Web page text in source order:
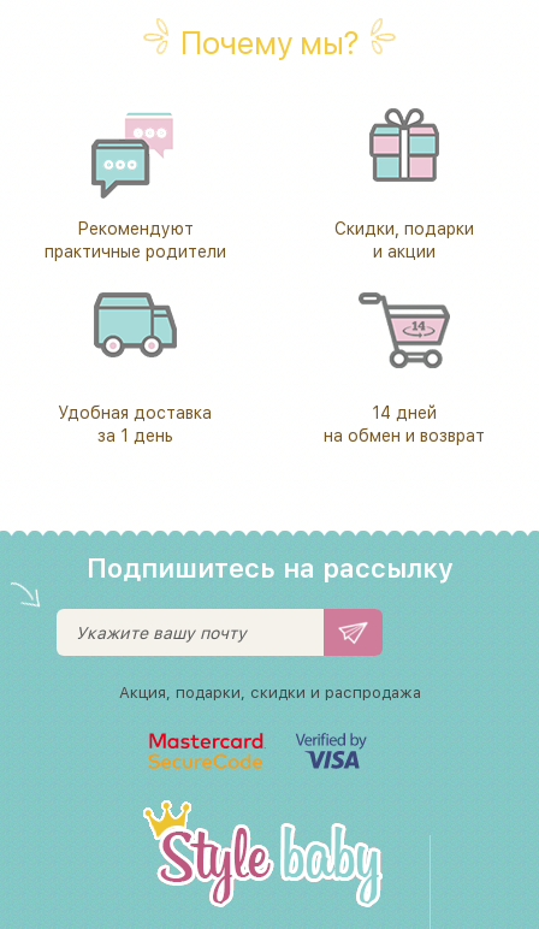
Почему мы?
Рекомендуют
практичные родители
Скидки, подарки
и акции
Удобная доставка
за 1 день
14 дней
на обмен и возврат
Подпишитесь на рассылку
Акция, подарки, скидки и распродажа